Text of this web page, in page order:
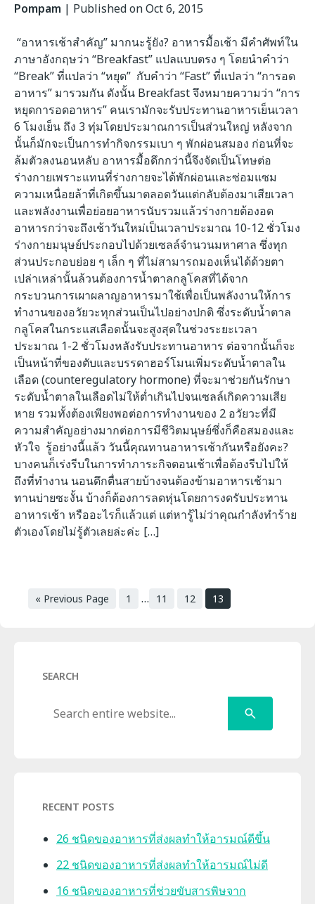
Pompam | Published on Oct 6, 2015
“อาหารเช้าสำคัญ” มากนะรู้ยัง? อาหารมื้อเช้า มีคำศัพท์ใน
ภาษาอังกฤษว่า “Breakfast” แปลแบบตรง ๆ โดยนำคำว่า
“Break” ที่แปลว่า “หยุด” กับคำว่า “Fast” ที่แปลว่า “การอด
อาหาร” มารวมกัน ดังนั้น Breakfast จึงหมายความว่า “การ
หยุดการอดอาหาร” คนเรามักจะรับประทานอาหารเย็นเวลา
6 โมงเย็น ถึง 3 ทุ่มโดยประมาณการเป็นส่วนใหญ่ หลังจาก
นั้นก็มักจะเป็นการทำกิจกรรมเบา ๆ พักผ่อนสมอง ก่อนที่จะ
ล้มตัวลงนอนหลับ อาหารมื้อดึกกว่านี้จึงจัดเป็นโทษต่อ
ร่างกายเพราะแทนที่ร่างกายจะได้พักผ่อนและซ่อมแซม
ความเหนื่อยล้าที่เกิดขึ้นมาตลอดวันแต่กลับต้องมาเสียเวลา
และพลังงานเพื่อย่อยอาหารนับรวมแล้วร่างกายต้องอด
อาหารกว่าจะถึงเช้าวันใหม่เป็นเวลาประมาณ 10-12 ชั่วโมง
ร่างกายมนุษย์ประกอบไปด้วยเซลล์จำนวนมหาศาล ซึ่งทุก
ส่วนประกอบย่อย ๆ เล็ก ๆ ที่ไม่สามารถมองเห็นได้ด้วยตา
เปล่าเหล่านั้นล้วนต้องการน้ำตาลกลูโคสที่ได้จาก
กระบวนการเผาผลาญอาหารมาใช้เพื่อเป็นพลังงานให้การ
ทำงานของอวัยวะทุกส่วนเป็นไปอย่างปกติ ซึ่งระดับน้ำตาล
กลูโคสในกระแสเลือดนั้นจะสูงสุดในช่วงระยะเวลา
ประมาณ 1-2 ชั่วโมงหลังรับประทานอาหาร ต่อจากนั้นก็จะ
เป็นหน้าที่ของตับและบรรดาฮอร์โมนเพิ่มระดับน้ำตาลใน
เลือด (counteregulatory hormone) ที่จะมาช่วยกันรักษา
ระดับน้ำตาลในเลือดไม่ให้ต่ำเกินไปจนเซลล์เกิดความเสีย
หาย รวมทั้งต้องเพียงพอต่อการทำงานของ 2 อวัยวะที่มี
ความสำคัญอย่างมากต่อการมีชีวิตมนุษย์ซึ่งก็คือสมองและ
หัวใจ รู้อย่างนี้แล้ว วันนี้คุณทานอาหารเช้ากันหรือยังคะ?
บางคนก็เร่งรีบในการทำภาระกิจตอนเช้าเพื่อต้องรีบไปให้
ถึงที่ทำงาน นอนดึกตื่นสายบ้างจนต้องข้ามอาหารเช้ามา
ทานบ่ายซะงั้น บ้างก็ต้องการลดหุ่นโดยการงดรับประทาน
อาหารเช้า หรืออะไรก็แล้วแต่ แต่หารู้ไม่ว่าคุณกำลังทำร้าย
ตัวเองโดยไม่รู้ตัวเลยล่ะค่ะ […]
« Previous Page 1 … 11 12 13
SEARCH
RECENT POSTS
26 ชนิดของอาหารที่ส่งผลทำให้อารมณ์ดีขึ้น
22 ชนิดของอาหารที่ส่งผลทำให้อารมณ์ไม่ดี
16 ชนิดของอาหารที่ช่วยขับสารพิษจาก